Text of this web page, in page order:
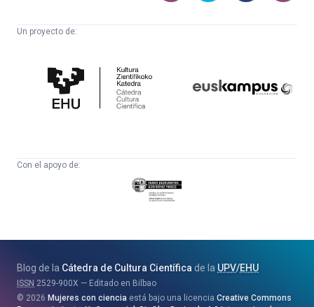
Un proyecto de:
Cultura
Científica
Con el apoyo de:
Eusko
Jaurlaritza
eta
Berrikuntza
Saila
Blog de la Cátedra de Cultura Científica de la UPV/EHU
ISSN 2529-900X
Editado en Bilbao
2026 Mujeres con ciencia está bajo una licencia Creative Commons